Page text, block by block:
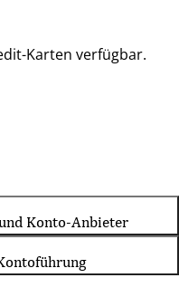
Karten verfügbar.
Konto-Anbieter